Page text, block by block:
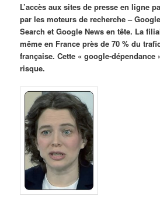
L’accès aux sites de presse en ligne
par les moteurs de recherche –
Search et Google News en tête. La
même en France près de 70 % du
française. Cette « google-dépendance
risque.